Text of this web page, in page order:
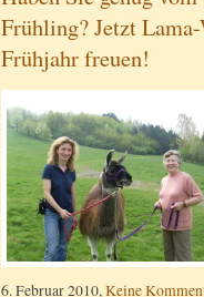
Frühling? Jetzt
Frühjahr freuen!
6. Februar 2010, Keine